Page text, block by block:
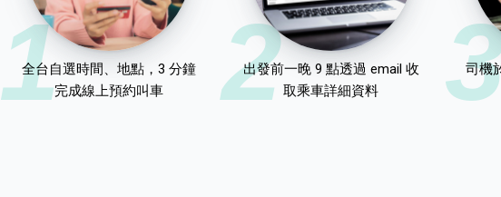
1
全台自選時間、地點，3 分鐘
完成線上預約叫車
2
出發前一晚 9 點透過 email 收
取乘車詳細資料
司機